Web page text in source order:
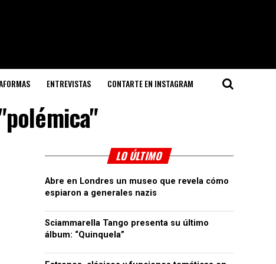
ENTREVISTAS CONTARTE EN INSTAGRAM
LO ÚLTIMO
Abre en Londres un museo que revela cómo
espiaron a generales nazis
Sciammarella Tango presenta su último
álbum: “Quinquela”